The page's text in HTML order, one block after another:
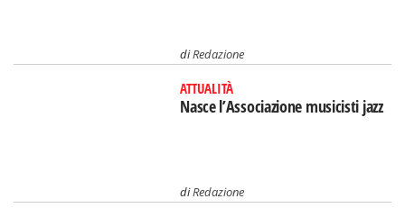
diRedazione
ATTUALITÀ
Nasce l’Associazione musicisti jazz
diRedazione